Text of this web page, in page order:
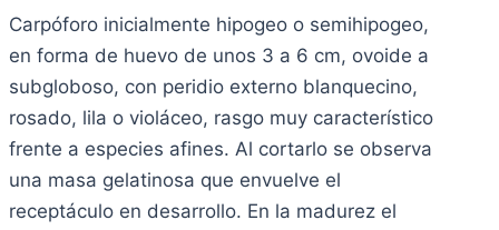
Carpóforo inicialmente hipogeo o semihipogeo,
en forma de huevo de unos 3 a 6 cm, ovoide a
subgloboso, con peridio externo blanquecino,
rosado, lila o violáceo, rasgo muy característico
frente a especies afines. Al cortarlo se observa
una masa gelatinosa que envuelve el
receptáculo en desarrollo. En la madurez el